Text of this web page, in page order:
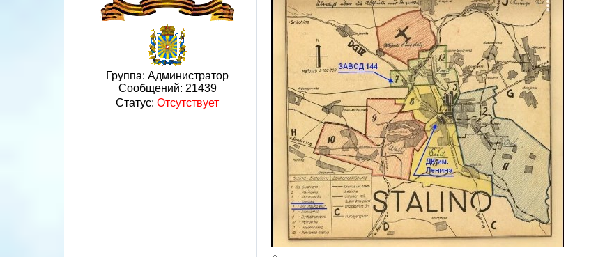
Группа: Администратор
Сообщений: 21439
Статус: Отсутствует